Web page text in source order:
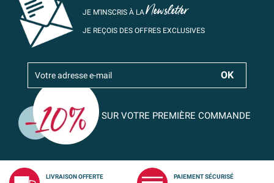
JE M’INSCRIS À LANewsletter
JE REÇOIS DES OFFRES EXCLUSIVES
SUR VOTRE PREMIÈRE COMMANDE
LIVRAISON OFFERTE
PAIEMENT SÉCURISÉ